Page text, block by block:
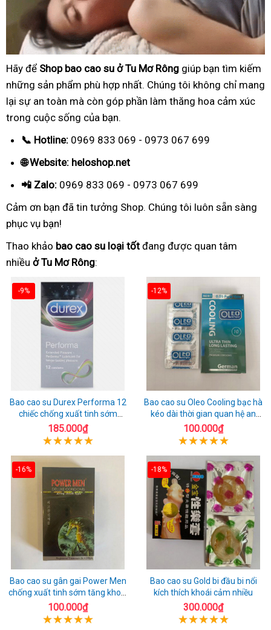
Hãy để Shop bao cao su ở Tu Mơ Rông giúp bạn tìm kiếm
những sản phẩm phù hợp nhất. Chúng tôi không chỉ mang
lại sự an toàn mà còn góp phần làm thăng hoa cảm xúc
trong cuộc sống của bạn.
📞 Hotline: 0969 833 069 - 0973 067 699
🌐 Website: heloshop.net
📲 Zalo: 0969 833 069 - 0973 067 699
Cảm ơn bạn đã tin tưởng Shop. Chúng tôi luôn sẵn sàng
phục vụ bạn!
Thao khảo bao cao su loại tốt đang được quan tâm
nhiều ở Tu Mơ Rông:
-9%
Bao cao su Durex Performa 12
chiếc chống xuất tinh sớm
chuẩn Thái Lan
185.000₫
-12%
Bao cao su Oleo Cooling bạc hà
kéo dài thời gian quan hệ an
toàn
100.000₫
-16%
Bao cao su gân gai Power Men
chống xuất tinh sớm tăng khoái
cảm
100.000₫
-18%
Bao cao su Gold bi đầu bi nổi
kích thích khoái cảm nhiều
300.000₫